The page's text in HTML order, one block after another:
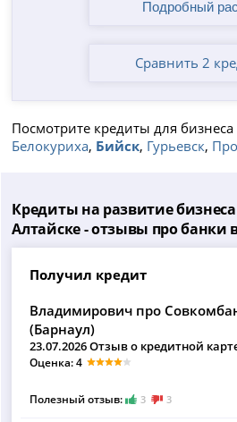
Сравнить 2
Посмотрите кредиты для
Белокуриха, Бийск, Гурьевск,
Кредиты на развитие
Алтайске - отзывы про банки
Получил кредит
Владимирович про
(Барнаул)
23.07.2026 Отзыв о кредитной
Оценка: 4
Полезный отзыв: 3 3